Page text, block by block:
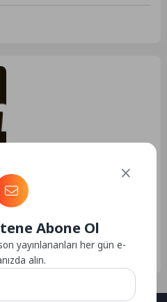
Abone Ol
yayınlananları her gün e-
alın.